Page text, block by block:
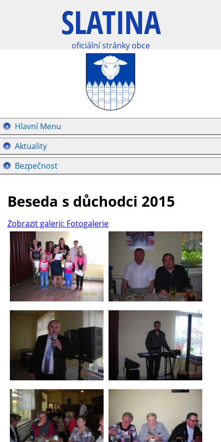
oficiální stránky obce
Hlavní Menu
Aktuality
Bezpečnost
Beseda s důchodci 2015
Zobrazit galerii: Fotogalerie